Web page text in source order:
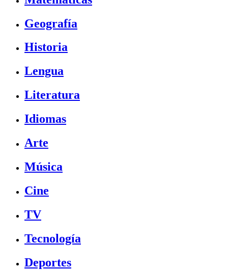
Geografía
Historia
Lengua
Literatura
Idiomas
Arte
Música
Cine
TV
Tecnología
Deportes